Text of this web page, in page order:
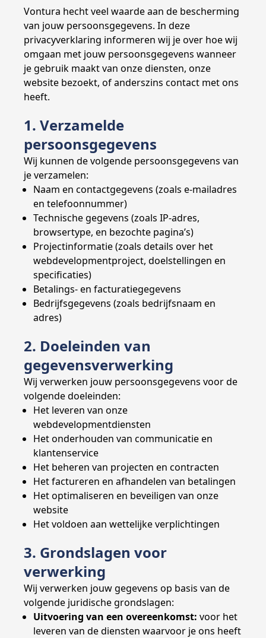
Vontura hecht veel waarde aan de bescherming
van jouw persoonsgegevens. In deze
privacyverklaring informeren wij je over hoe wij
omgaan met jouw persoonsgegevens wanneer
je gebruik maakt van onze diensten, onze
website bezoekt, of anderszins contact met ons
heeft.
1. Verzamelde
persoonsgegevens
Wij kunnen de volgende persoonsgegevens van
je verzamelen:
Naam en contactgegevens (zoals e-mailadres
en telefoonnummer)
Technische gegevens (zoals IP-adres,
browsertype, en bezochte pagina’s)
Projectinformatie (zoals details over het
webdevelopmentproject, doelstellingen en
specificaties)
Betalings- en facturatiegegevens
Bedrijfsgegevens (zoals bedrijfsnaam en
adres)
2. Doeleinden van
gegevensverwerking
Wij verwerken jouw persoonsgegevens voor de
volgende doeleinden:
Het leveren van onze
webdevelopmentdiensten
Het onderhouden van communicatie en
klantenservice
Het beheren van projecten en contracten
Het factureren en afhandelen van betalingen
Het optimaliseren en beveiligen van onze
website
Het voldoen aan wettelijke verplichtingen
3. Grondslagen voor
verwerking
Wij verwerken jouw gegevens op basis van de
volgende juridische grondslagen:
Uitvoering van een overeenkomst: voor het
leveren van de diensten waarvoor je ons heeft